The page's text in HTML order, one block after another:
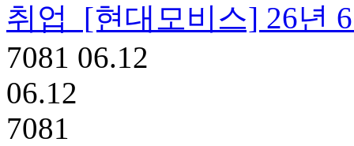
취업
[현대모비스] 26년
7081 06.12
06.12
7081